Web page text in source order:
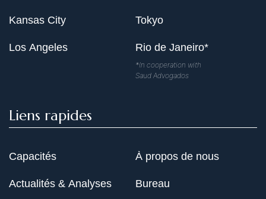
Kansas City
Los Angeles
Tokyo
Rio de Janeiro*
*In cooperation with
Saud Advogados
Liens rapides
Capacités
Actualités & Analyses
À propos de nous
Bureau